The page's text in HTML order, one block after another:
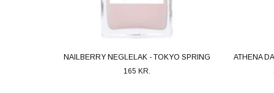
NAILBERRY NEGLELAK - TOKYO SPRING
165 KR.
ATHENA